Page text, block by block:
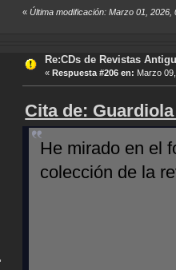
«Última modificación: Marzo 01,
Re:CDs de Revistas
« Respuesta #206 en: Marzo
Cita de:
He mirado en el
colección de la